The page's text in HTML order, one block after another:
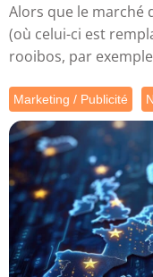
Alors que le marché
(où celui-ci est
rooibos, par
Marketing / Publicité